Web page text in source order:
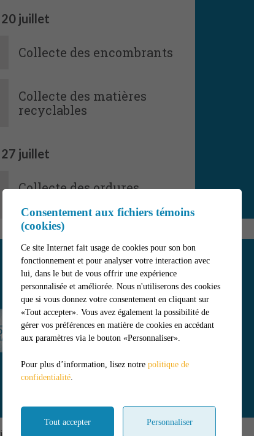
20 juillet
Collecte des encombrants
Collecte des matières
recyclables
27 juillet
Collecte des ordures
Consentement aux fichiers témoins
(cookies)
Ce site Internet fait usage de cookies pour son bon
fonctionnement et pour analyser votre interaction avec
lui, dans le but de vous offrir une expérience
personnalisée et améliorée. Nous n'utiliserons des cookies
que si vous donnez votre consentement en cliquant sur
«Tout accepter». Vous avez également la possibilité de
gérer vos préférences en matière de cookies en accédant
aux paramètres via le bouton «Personnaliser».
Pour plus d’information, lisez notre politique de
confidentialité.
Tout accepter Personnaliser
de confidentialité